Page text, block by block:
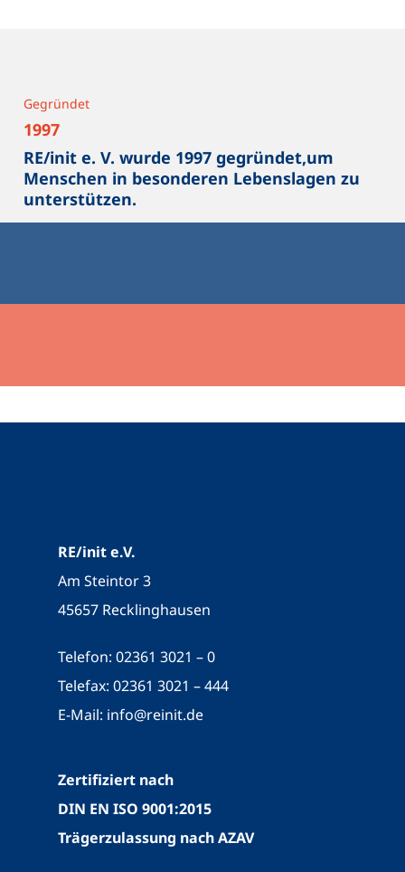
Gegründet
1997
RE/init e. V. wurde 1997 gegründet,um
Menschen in besonderen Lebenslagen zu
unterstützen.
RE/init e.V.
Am Steintor 3
45657 Recklinghausen
Telefon: 02361 3021 – 0
Telefax: 02361 3021 – 444
E-Mail: info@reinit.de
Zertifiziert nach
DIN EN ISO 9001:2015
Trägerzulassung nach AZAV